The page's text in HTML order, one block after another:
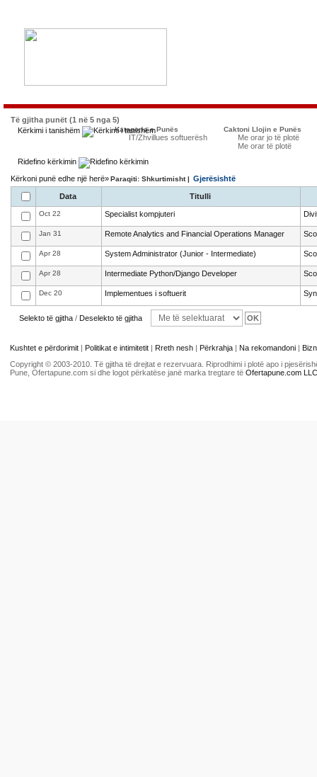
Të gjitha punët (1 në 5 nga 5)
Kërkimi i tanishëm
Kategoria e Punës
IT/Zhvillues softuerësh
Caktoni Llojin e Punës
Me orar jo të plotë
Me orar të plotë
Ridefino kërkimin
Kërkoni punë edhe një herë»Paraqiti: Shkurtimisht | Gjerësishtë
Data Titulli
Oct 22 Specialist kompjuteri
Jan 31 Remote Analytics and Financial Operations Manager
Apr 28 System Administrator (Junior - Intermediate)
Apr 28 Intermediate Python/Django Developer
Dec 20 Implementues i softuerit
Selekto të gjitha / Deselekto të gjitha
Kushtet e përdorimit | Politikat e intimitetit | Rreth nesh | Përkrahja | Na rekomandoni |
Copyright © 2003-2010. Të gjitha të drejtat e rezervuara. Riprodhimi i plotë apo i
Pune, Ofertapune.com si dhe logot përkatëse janë marka tregtare të Ofertapune.com LLC